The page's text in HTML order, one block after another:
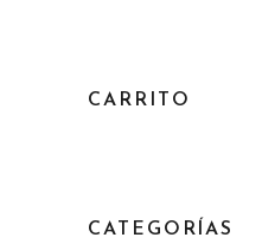
CARRITO
CATEGORÍAS